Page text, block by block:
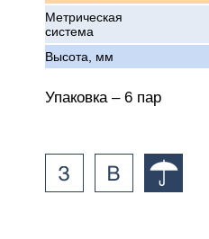
Метрическая
система
Высота, мм
Упаковка – 6 пар